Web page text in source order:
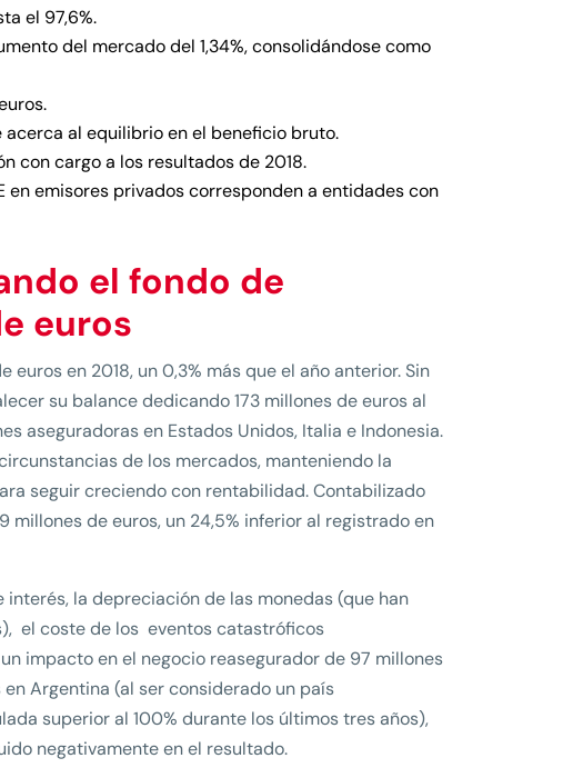
el 97,6%.
del mercado del 1,34%, consolidándose como
acerca al equilibrio en el beneficio bruto.
con cargo a los resultados de 2018.
en emisores privados corresponden a entidades con
el fondo de
euros
en 2018, un 0,3% más que el año anterior. Sin
su balance dedicando 173 millones de euros al
aseguradoras en Estados Unidos, Italia e Indonesia.
de los mercados, manteniendo la
seguir creciendo con rentabilidad. Contabilizado
de euros, un 24,5% inferior al registrado en
la depreciación de las monedas (que han
el coste de los eventos catastróficos
impacto en el negocio reasegurador de 97 millones
Argentina (al ser considerado un país
superior al 100% durante los últimos tres años),
negativamente en el resultado.